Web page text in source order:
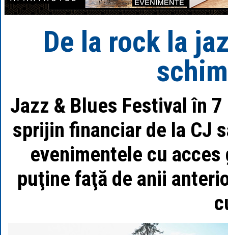
De la rock la
Jazz & Blues Festival în
sprijin financiar de la CJ
evenimentele cu
puţine faţă de anii